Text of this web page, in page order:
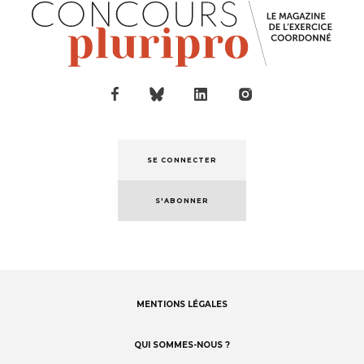
SE CONNECTER
S'ABONNER
MENTIONS LÉGALES
QUI SOMMES-NOUS ?